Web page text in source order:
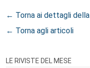
← Torna ai dettagli
← Torna agli articoli
LE RIVISTE DEL MESE